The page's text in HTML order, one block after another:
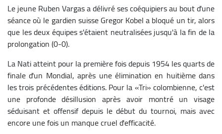
Le jeune Ruben Vargas a délivré ses coéquipiers au bout d'une
séance où le gardien suisse Gregor Kobel a bloqué un tir, alors
que les deux équipes s'étaient neutralisées jusqu'à la fin de la
prolongation (0-0).
La Nati atteint pour la première fois depuis 1954 les quarts de
finale d'un Mondial, après une élimination en huitième dans
les trois précédentes éditions.Pour la «Tri» colombienne, c'est
une profonde désillusion après avoir montré un visage
séduisant et offensif depuis le début du tournoi, mais avec
encore une fois un manque cruel d'efficacité.